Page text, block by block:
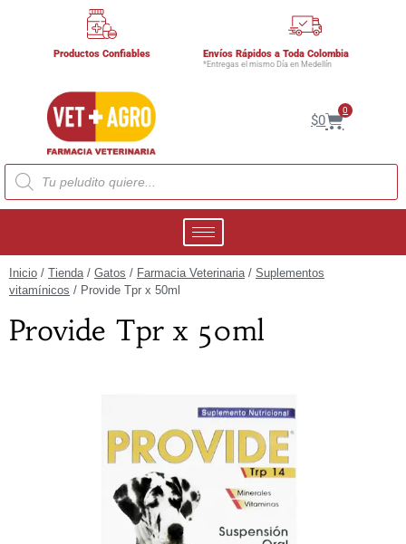
Productos Confiables Envíos Rápidos a Toda Colombia
*Entregas el mismo Día en Medellín
$0
0
Inicio / Tienda/ Gatos / Farmacia Veterinaria/ Suplementos
vitamínicos / Provide Tpr x 50ml
Provide Tpr x 50ml